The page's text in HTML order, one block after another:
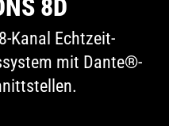
8D
Kanal Echtzeit-
mit Dante®-